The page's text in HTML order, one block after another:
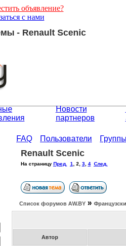
объявление?
с нами
- Renault Scenic
Новости
партнеров
FAQ Пользователи
Renault Scenic
На страницу Пред. 1 2 3, 4 След.
Список форумов АW.BY »
Автор